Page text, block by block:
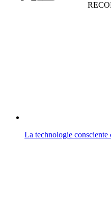
La technologie